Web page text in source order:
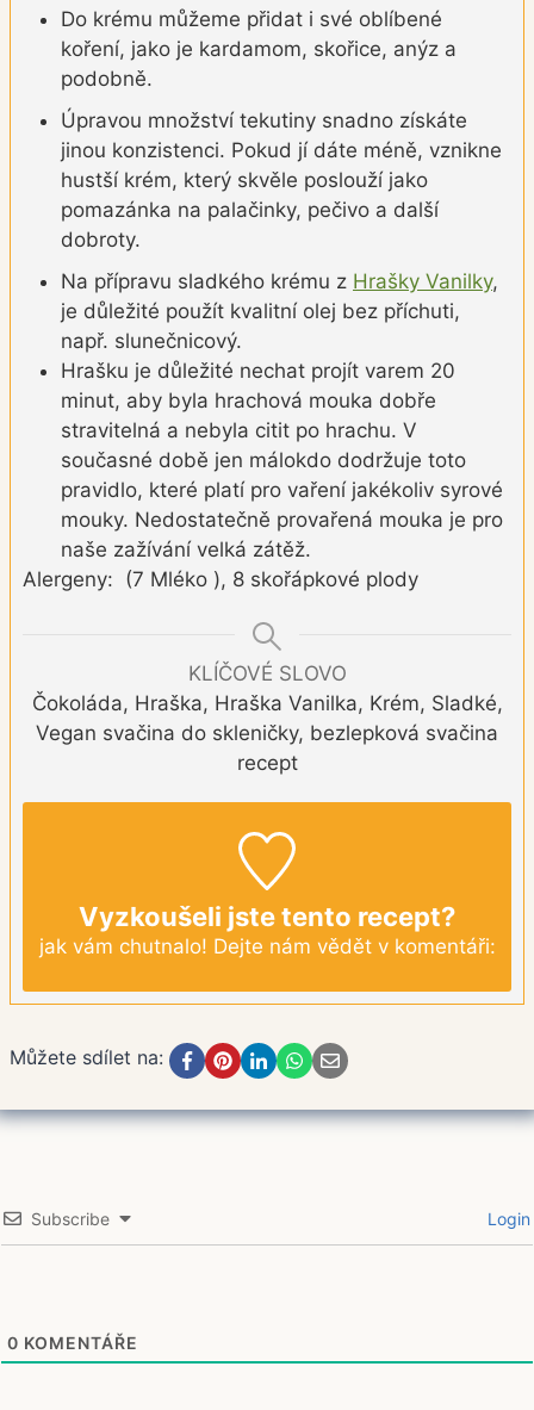
Do krému můžeme přidat i své oblíbené
koření, jako je kardamom, skořice, anýz a
podobně.
Úpravou množství tekutiny snadno získáte
jinou konzistenci. Pokud jí dáte méně, vznikne
hustší krém, který skvěle poslouží jako
pomazánka na palačinky, pečivo a další
dobroty.
Na přípravu sladkého krému z Hrašky Vanilky,
je důležité použít kvalitní olej bez příchuti,
např. slunečnicový.
Hrašku je důležité nechat projít varem 20
minut, aby byla hrachová mouka dobře
stravitelná a nebyla citit po hrachu. V
současné době jen málokdo dodržuje toto
pravidlo, které platí pro vaření jakékoliv syrové
mouky. Nedostatečně provařená mouka je pro
naše zažívání velká zátěž.
Alergeny: (7 Mléko ), 8 skořápkové plody
KLÍČOVÉ SLOVO
Čokoláda, Hraška, Hraška Vanilka, Krém, Sladké,
Vegan svačina do skleničky, bezlepková svačina
recept
Vyzkoušeli jste tento recept?
jak vám chutnalo! Dejte nám vědět v komentáři:
Můžete sdílet na:
Subscribe Login
0 KOMENTÁŘE